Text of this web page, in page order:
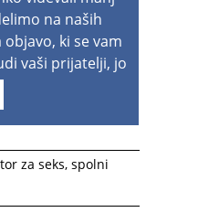
na naših
ki se vam
vaši prijatelji, jo
za seks, spolni